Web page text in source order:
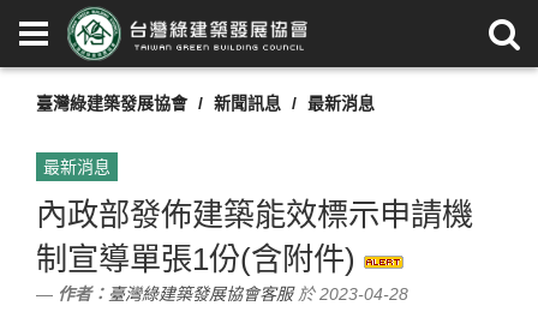
臺灣綠建築發展協會 新聞訊息 最新消息
最新消息
內政部發佈建築能效標示申請機
制宣導單張1份(含附件)
作者： 臺灣綠建築發展協會客服於 2023-04-28